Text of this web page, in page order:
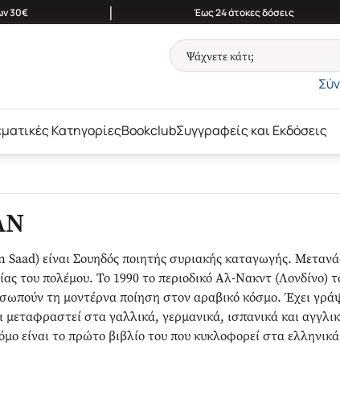
30€ | Έως 24 άτοκες δόσεις
ΚατηγορίεςBookclubΣυγγραφείς και Εκδόσεις
είναι Σουηδός ποιητής συριακής καταγωγής.
του πολέμου. Το 1990 το περιοδικό Αλ-Νακντ (Λονδίνο)
τη μοντέρνα ποίηση στον αραβικό κόσμο. Έχει
μεταφραστεί στα γαλλικά, γερμανικά, ισπανικά και
είναι το πρώτο βιβλίο του που κυκλοφορεί στα